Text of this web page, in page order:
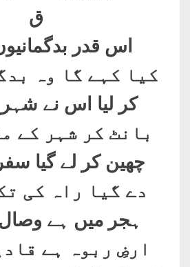
ق
اس قدر
کیا کہے گا وہ
کر لیا اس نے
بانٹ کر شہر کے
چھین کر لے گیا
دے گیا راہ کی
ہجر میں ہے
ارضِ ربوہ ہے